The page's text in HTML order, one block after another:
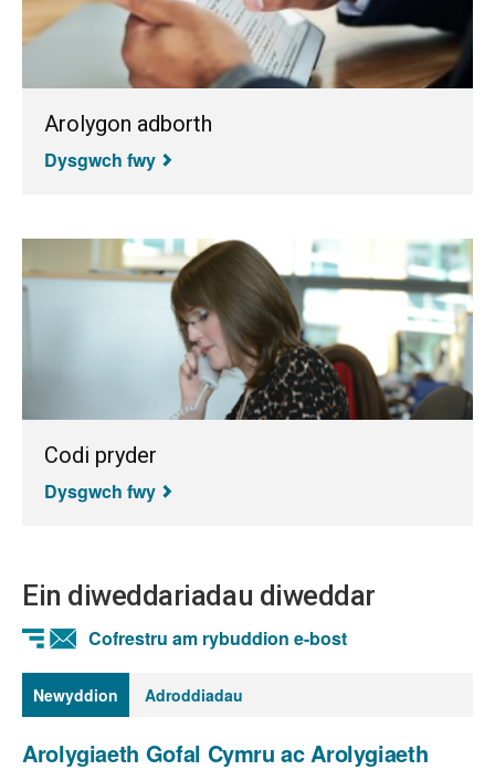
Arolygon adborth
Dysgwch fwy
Codi pryder
Dysgwch fwy
Ein diweddariadau diweddar
Cofrestru am rybuddion e-bost
Newyddion Adroddiadau
Arolygiaeth Gofal Cymru ac Arolygiaeth